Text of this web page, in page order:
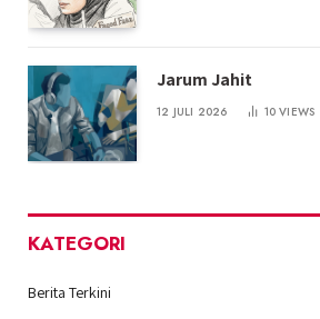
Jarum Jahit
12 JULI 2026 10VIEWS
KATEGORI
Berita Terkini